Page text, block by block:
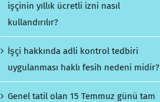
işçinin yıllık ücretli izni nasıl
kullandırılır?
İşçi hakkında adli kontrol tedbiri
uygulanması haklı fesih nedeni midir?
Genel tatil olan 15 Temmuz günü tam